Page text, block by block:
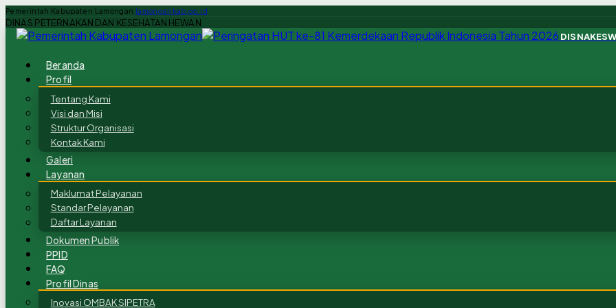
Pemerintah Kabupaten Lamongan lamongankab.go.id
DINAS PETERNAKAN DAN KESEHATAN HEWAN
Beranda
Profil
Tentang Kami
Visi dan Misi
Struktur Organisasi
Kontak Kami
Galeri
Layanan
Maklumat Pelayanan
Standar Pelayanan
Daftar Layanan
Dokumen Publik
PPID
FAQ
Profil Dinas
Inovasi OMBAK SIPETRA